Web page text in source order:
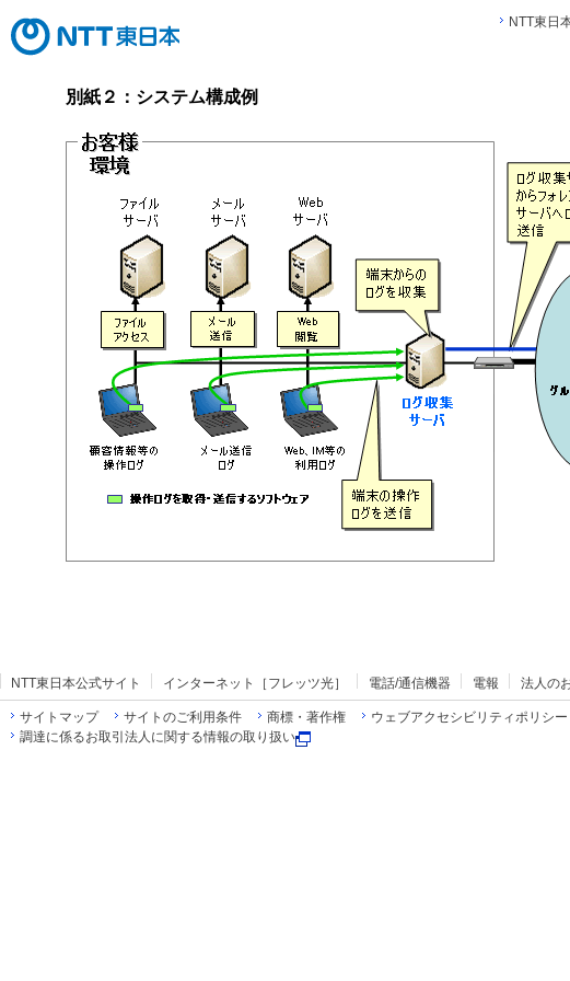
NTT東日
別紙２：システム構成例
NTT東日本公式サイト インターネット［フレッツ光］ 電話/通信機器 電報 法人の
サイトマップ サイトのご利用条件 商標・著作権 ウェブアクセシビリティポリシー
調達に係るお取引法人に関する情報の取り扱い